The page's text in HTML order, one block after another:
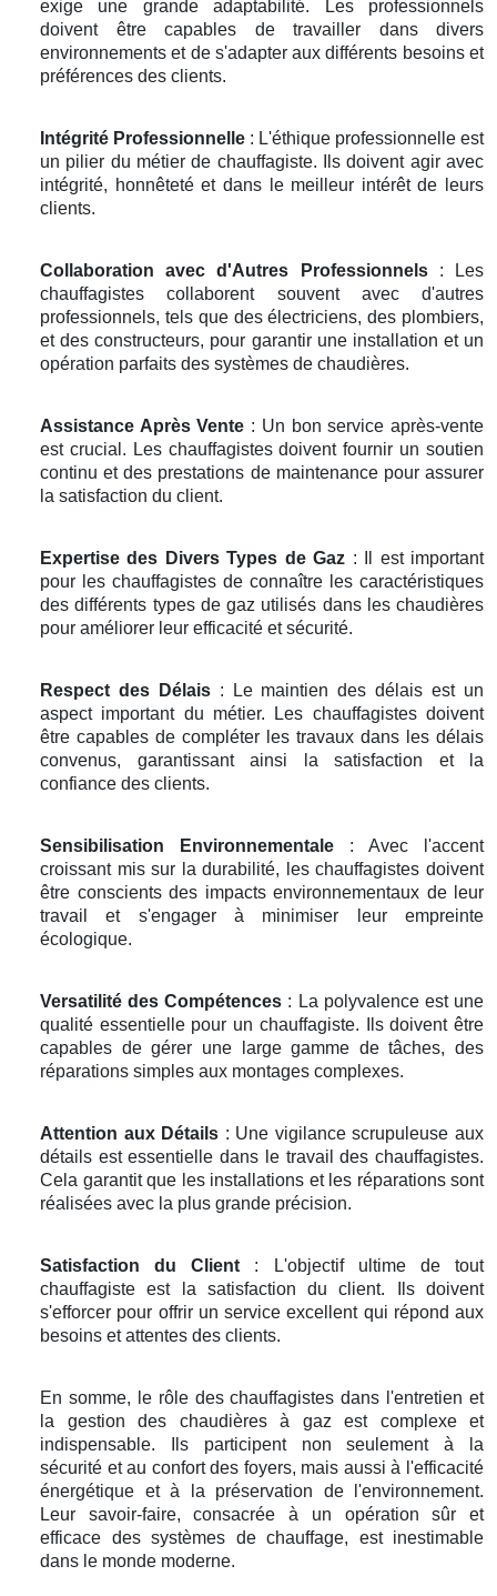
exige une grande adaptabilité. Les professionnels
doivent être capables de travailler dans divers
environnements et de s'adapter aux différents besoins et
préférences des clients.
Intégrité Professionnelle : L'éthique professionnelle est
un pilier du métier de chauffagiste. Ils doivent agir avec
intégrité, honnêteté et dans le meilleur intérêt de leurs
clients.
Collaboration avec d'Autres Professionnels: Les
chauffagistes collaborent souvent avec d'autres
professionnels, tels que des électriciens, des plombiers,
et des constructeurs, pour garantir une installation et un
opération parfaits des systèmes de chaudières.
Assistance Après Vente : Un bon service après-vente
est crucial. Les chauffagistes doivent fournir un soutien
continu et des prestations de maintenance pour assurer
la satisfaction du client.
Expertise des Divers Types de Gaz : Il est important
pour les chauffagistes de connaître les caractéristiques
des différents types de gaz utilisés dans les chaudières
pour améliorer leur efficacité et sécurité.
Respect des Délais: Le maintien des délais est un
aspect important du métier. Les chauffagistes doivent
être capables de compléter les travaux dans les délais
convenus, garantissant ainsi la satisfaction et la
confiance des clients.
Sensibilisation Environnementale : Avec l'accent
croissant mis sur la durabilité, les chauffagistes doivent
être conscients des impacts environnementaux de leur
travail et s'engager à minimiser leur empreinte
écologique.
Versatilité des Compétences : La polyvalence est une
qualité essentielle pour un chauffagiste. Ils doivent être
capables de gérer une large gamme de tâches, des
réparations simples aux montages complexes.
Attention aux Détails : Une vigilance scrupuleuse aux
détails est essentielle dans le travail des chauffagistes.
Cela garantit que les installations et les réparations sont
réalisées avec la plus grande précision.
Satisfaction du Client: L'objectif ultime de tout
chauffagiste est la satisfaction du client. Ils doivent
s'efforcer pour offrir un service excellent qui répond aux
besoins et attentes des clients.
En somme, le rôle des chauffagistes dans l'entretien et
la gestion des chaudières à gaz est complexe et
indispensable. Ils participent non seulement à la
sécurité et au confort des foyers, mais aussi à l'efficacité
énergétique et à la préservation de l'environnement.
Leur savoir-faire, consacrée à un opération sûr et
efficace des systèmes de chauffage, est inestimable
dans le monde moderne.